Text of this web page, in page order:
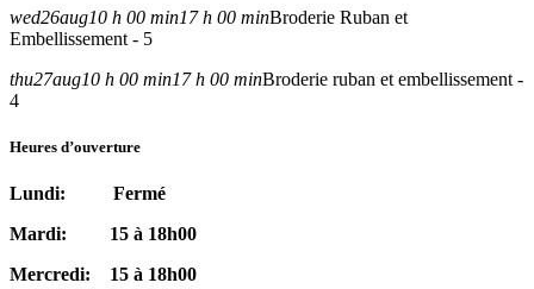
wed26aug10 h 00 min17 h 00 minBroderie Ruban et
Embellissement - 5
thu27aug10 h 00 min17 h 00 minBroderie ruban et embellissement -
4
Heures d’ouverture
Lundi: Fermé
Mardi: 15 à 18h00
Mercredi: 15 à 18h00